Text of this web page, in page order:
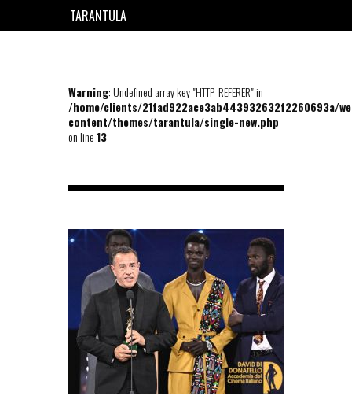
TARANTULA
Warning: Undefined array key "HTTP_REFERER" in
/home/clients/21fad922ace3ab443932632f2260693a/
content/themes/tarantula/single-new.php
on line13